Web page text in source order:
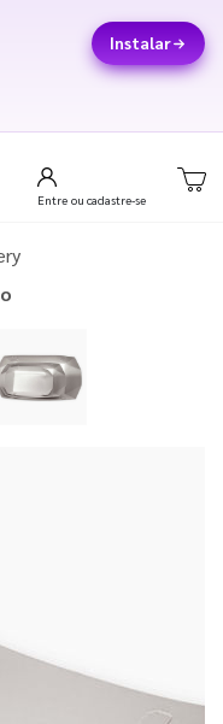
Instalar
Entre ou cadastre-se